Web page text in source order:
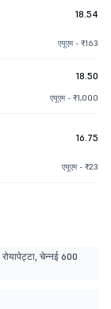
18.54
एयूएम - ₹163
18.50
एयूएम - ₹1,000
16.75
एयूएम - ₹23
चेन्नई 600